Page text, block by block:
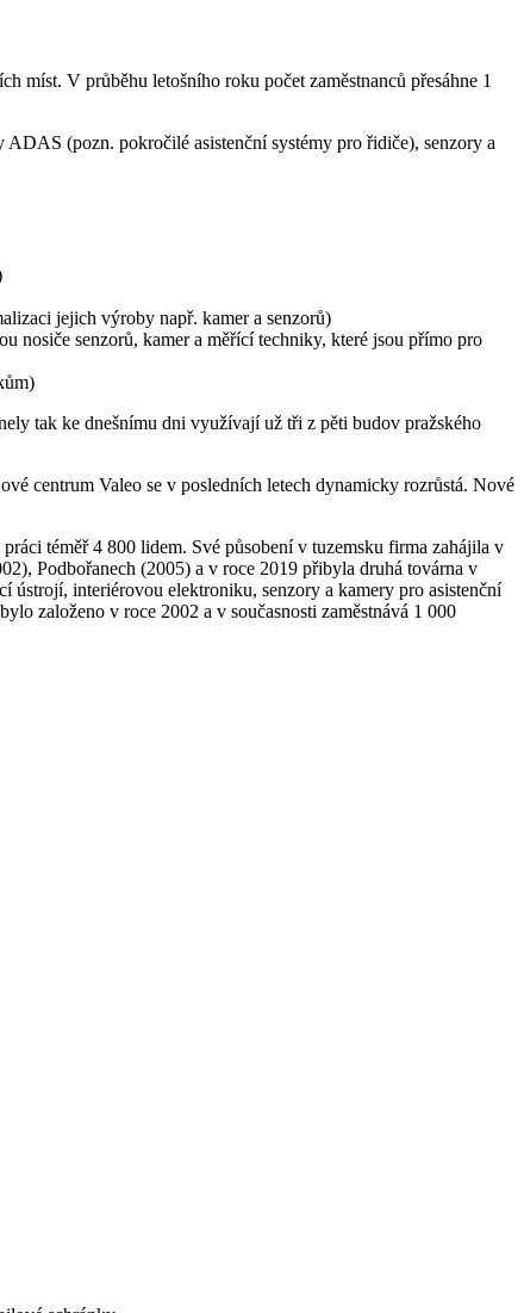
míst. V průběhu letošního roku počet zaměstnanců přesáhne 1
(pozn. pokročilé asistenční systémy pro řidiče), senzory a
jejich výroby např. kamer a senzorů)
nosiče senzorů, kamer a měřící techniky, které jsou přímo pro
tak ke dnešnímu dni využívají už tři z pěti budov pražského
centrum Valeo se v posledních letech dynamicky rozrůstá. Nové
téměř 4 800 lidem. Své působení v tuzemsku firma zahájila v
Podbořanech (2005) a v roce 2019 přibyla druhá továrna v
interiérovou elektroniku, senzory a kamery pro asistenční
založeno v roce 2002 a v současnosti zaměstnává 1 000